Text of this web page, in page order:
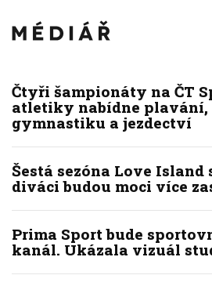
Čtyři šampionáty na ČT
atletiky nabídne
gymnastiku a jezdectví
Šestá sezóna Love Island
diváci budou moci více
Prima Sport bude
kanál. Ukázala vizuál